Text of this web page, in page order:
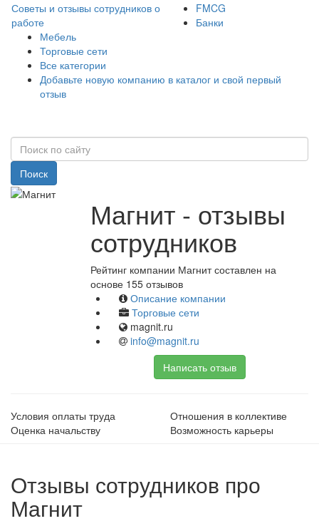
Советы и отзывы сотрудников о
работе
FMCG
Банки
Мебель
Торговые сети
Все категории
Добавьте новую компанию в каталог и свой первый
отзыв
Поиск
Магнит - отзывы
сотрудников
Рейтинг компании Магнит составлен на
основе 155 отзывов
Описание компании
Торговые сети
magnit.ru
info@magnit.ru
Написать отзыв
Условия оплаты труда
Отношения в коллективе
Оценка начальству
Возможность карьеры
Отзывы сотрудников про
Магнит